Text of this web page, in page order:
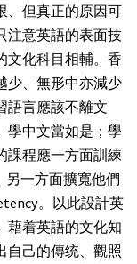
、但真正的原因可
注意英語的表面技
文化科目相輔。香
少、無形中亦減少
語言應該不離文
學中文當如是；學
課程應一方面訓練
一方面擴寬他們
。以此設計英
藉着英語的文化知
自己的傳统、觀照